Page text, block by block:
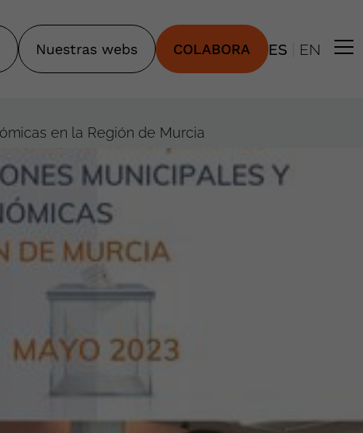
Nuestras webs COLABORA ES EN
en la Región de Murcia